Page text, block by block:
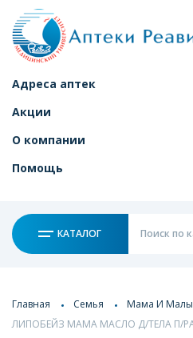
Адреса аптек
Акции
О компании
Помощь
КАТАЛОГ
Главная Семья Мама И
ЛИПОБЕЙЗ МАМА МАСЛО Д/ТЕЛА П/